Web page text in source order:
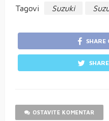
Tagovi Suzuki
SHARE
OSTAVITE KOMENTAR